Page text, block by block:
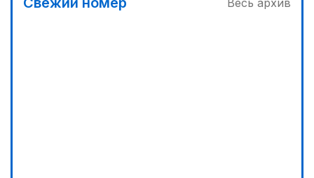
Весь архив